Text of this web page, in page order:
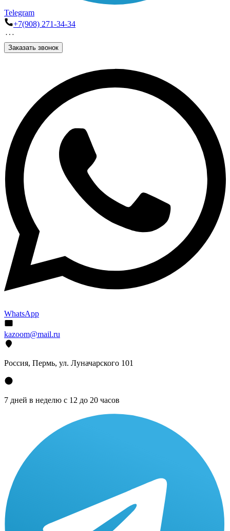
Telegram
+7(908) 271-34-34
Заказать звонок
WhatsApp
kazoom@mail.ru
Россия, Пермь, ул. Луначарского 101
7 дней в неделю с 12 до 20 часов